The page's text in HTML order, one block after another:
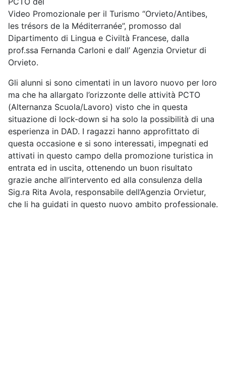
Video Promozionale per il Turismo “Orvieto/Antibes,
les trésors de la Méditerranée”, promosso dal
Dipartimento di Lingua e Civiltà Francese, dalla
prof.ssa Fernanda Carloni e dall’ Agenzia Orvietur di
Orvieto.
Gli alunni si sono cimentati in un lavoro nuovo per loro
ma che ha allargato l’orizzonte delle attività PCTO
(Alternanza Scuola/Lavoro) visto che in questa
situazione di lock-down si ha solo la possibilità di una
esperienza in DAD. I ragazzi hanno approfittato di
questa occasione e si sono interessati, impegnati ed
attivati in questo campo della promozione turistica in
entrata ed in uscita, ottenendo un buon risultato
grazie anche all’intervento ed alla consulenza della
Sig.ra Rita Avola, responsabile dell’Agenzia Orvietur,
che li ha guidati in questo nuovo ambito professionale.